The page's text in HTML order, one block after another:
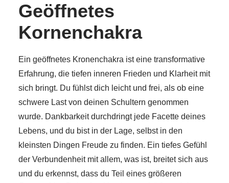
Geöffnetes
Kornenchakra
Ein geöffnetes Kronenchakra ist eine transformative
Erfahrung, die tiefen inneren Frieden und Klarheit mit
sich bringt. Du fühlst dich leicht und frei, als ob eine
schwere Last von deinen Schultern genommen
wurde. Dankbarkeit durchdringt jede Facette deines
Lebens, und du bist in der Lage, selbst in den
kleinsten Dingen Freude zu finden. Ein tiefes Gefühl
der Verbundenheit mit allem, was ist, breitet sich aus
und du erkennst, dass du Teil eines größeren